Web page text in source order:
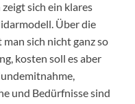
sich ein klares
Über die
sich nicht ganz so
kosten soll es aber
und Bedürfnisse sind